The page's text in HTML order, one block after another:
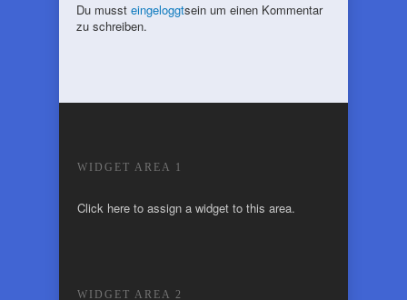
Du musst eingeloggtsein um einen Kommentar
zu schreiben.
WIDGET AREA 1
Click here to assign a widget to this area.
WIDGET AREA 2